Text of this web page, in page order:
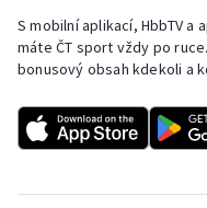
S mobilní aplikací, HbbTV
máte ČT sport vždy po
bonusový obsah kdekoli a